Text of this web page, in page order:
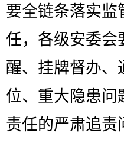
要全链条落实监
任，各级安委会
醒、挂牌督办、
位、重大隐患问
责任的严肃追责